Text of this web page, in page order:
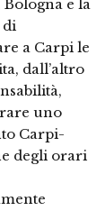
e la
di
a Carpi le
dall’altro
uno
Carpi-
degli orari